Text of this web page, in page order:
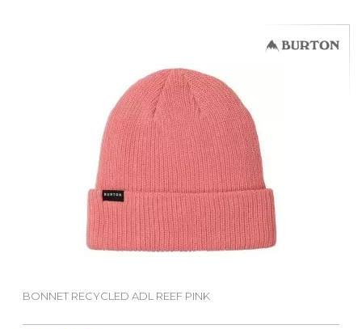
BONNET RECYCLED ADL REEF PINK